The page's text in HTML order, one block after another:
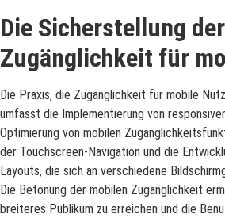
Die Sicherstellung der
Zugänglichkeit für
Die Praxis, die Zugänglichkeit für mobile
umfasst die Implementierung von
Optimierung von mobilen
der Touchscreen-Navigation und die
Layouts, die sich an verschiedene
Die Betonung der mobilen Zugänglichkeit
breiteres Publikum zu erreichen und die